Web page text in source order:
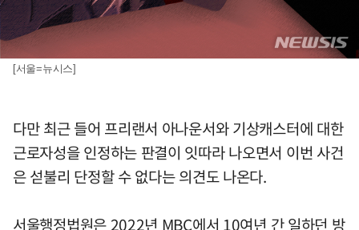
[서울=뉴시스]
다만 최근 들어 프리랜서 아나운서와 기상캐스터에 대한
근로자성을 인정하는 판결이 잇따라 나오면서 이번 사건
은 섣불리 단정할 수 없다는 의견도 나온다.
서울행정법원은 2022년 MBC에서 10여년 간 일하던 방